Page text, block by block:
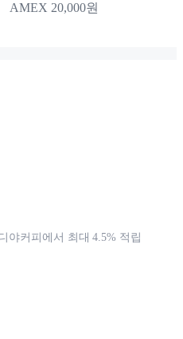
AMEX 20,000원
야커피에서 최대 4.5% 적립